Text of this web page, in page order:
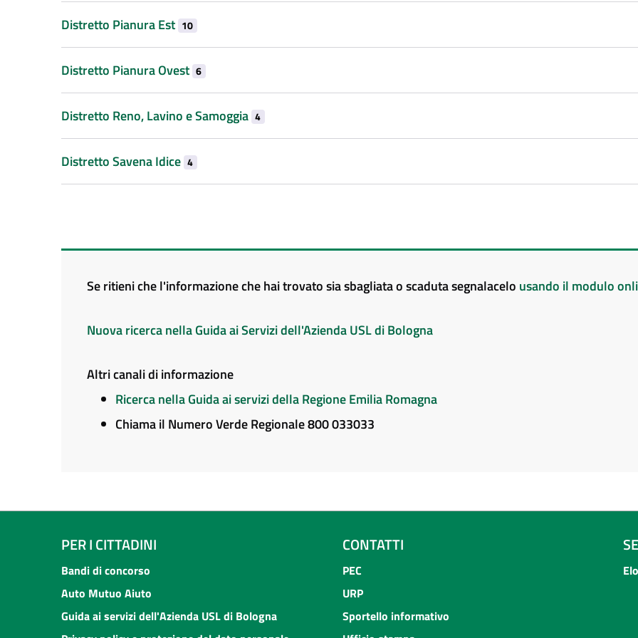
Distretto Pianura Est 10
Distretto Pianura Ovest 6
Distretto Reno, Lavino e Samoggia 4
Distretto Savena Idice 4
Se ritieni che l'informazione che hai trovato sia sbagliata o scaduta segnalacelo usando il modulo
Nuova ricerca nella Guida ai Servizi dell'Azienda USL di Bologna
Altri canali di informazione
Ricerca nella Guida ai servizi della Regione Emilia Romagna
Chiama il Numero Verde Regionale 800 033033
PER I CITTADINI
Bandi di concorso
Auto Mutuo Aiuto
Guida ai servizi dell'Azienda USL di Bologna
CONTATTI
PEC
URP
Sportello informativo